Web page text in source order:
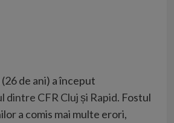
de ani) a început
dintre CFR Cluj și Rapid. Fostul
a comis mai multe erori,